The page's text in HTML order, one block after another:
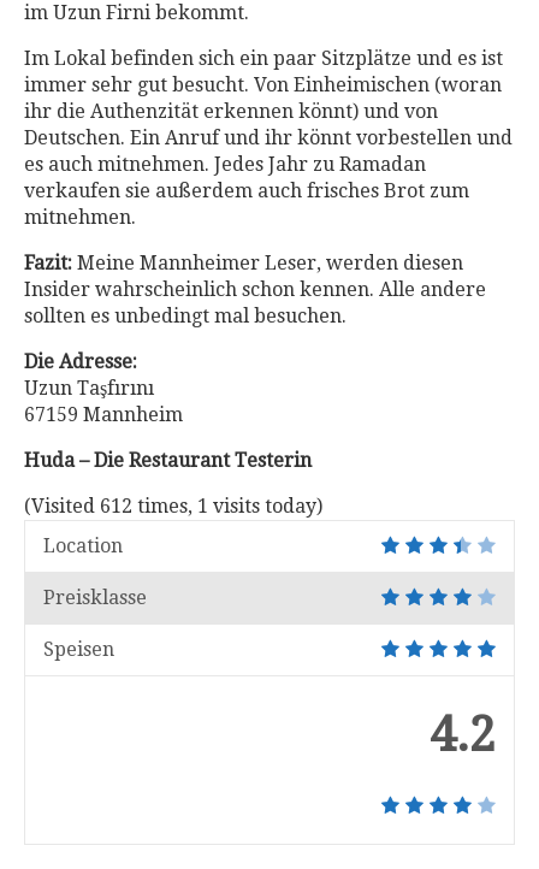
im Uzun Firni bekommt.
Im Lokal befinden sich ein paar Sitzplätze und es ist
immer sehr gut besucht. Von Einheimischen (woran
ihr die Authenzität erkennen könnt) und von
Deutschen. Ein Anruf und ihr könnt vorbestellen und
es auch mitnehmen. Jedes Jahr zu Ramadan
verkaufen sie außerdem auch frisches Brot zum
mitnehmen.
Fazit: Meine Mannheimer Leser, werden diesen
Insider wahrscheinlich schon kennen. Alle andere
sollten es unbedingt mal besuchen.
Die Adresse:
Uzun Taşfırını
67159 Mannheim
Huda – Die Restaurant Testerin
(Visited 612 times, 1 visits today)
Location
Preisklasse
Speisen
4.2